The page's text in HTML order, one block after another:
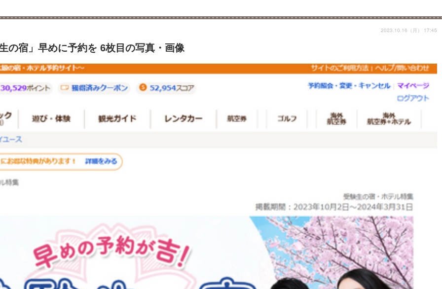
の宿」早めに予約を 6枚目の写真・画像
2023.10.16（月） 17:45